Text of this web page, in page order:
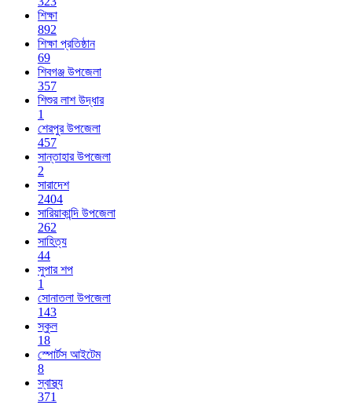
শিক্ষা
892
শিক্ষা প্রতিষ্ঠান
69
শিবগঞ্জ উপজেলা
357
শিশুর লাশ উদ্ধার
1
শেরপুর উপজেলা
457
সান্তাহার উপজেলা
2
সারাদেশ
2404
সারিয়াকান্দি উপজেলা
262
সাহিত্য
44
সুপার শপ
1
সোনাতলা উপজেলা
143
স্কুল
18
স্পোর্টস আইটেম
8
স্বাস্থ্য
371